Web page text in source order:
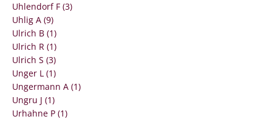
Uhlendorf F (3)
Uhlig A (9)
Ulrich B (1)
Ulrich R (1)
Ulrich S (3)
Unger L (1)
Ungermann A (1)
Ungru J (1)
Urhahne P (1)